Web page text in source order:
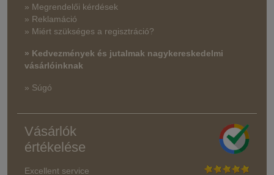
» Megrendelői kérdések
» Reklamáció
» Miért szükséges a regisztráció?
» Kedvezmények és jutalmak nagykereskedelmi
vásárlóinknak
» Súgó
Vásárlók
értékelése
Excellent service